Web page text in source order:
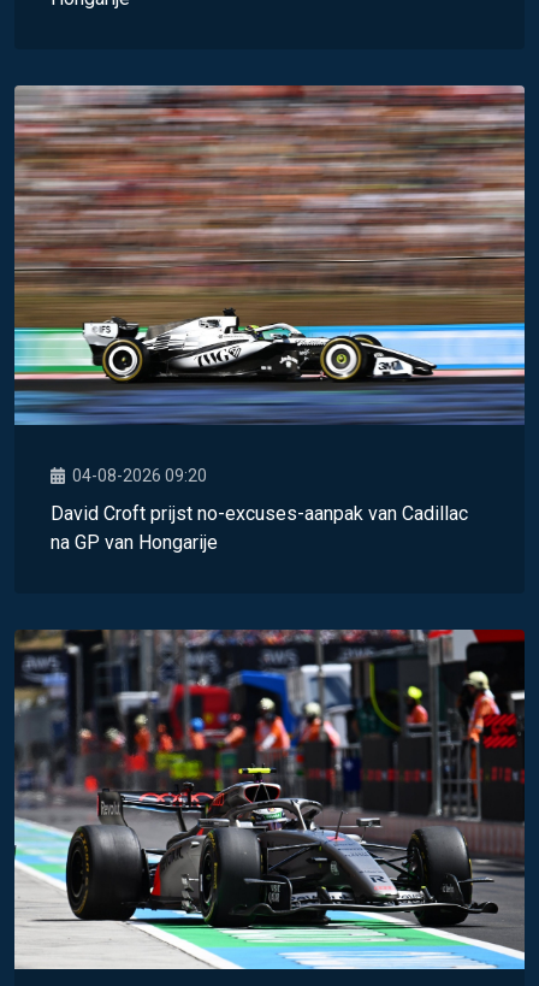
04-08-2026 09:20
David Croft prijst no-excuses-aanpak van Cadillac
na GP van Hongarije